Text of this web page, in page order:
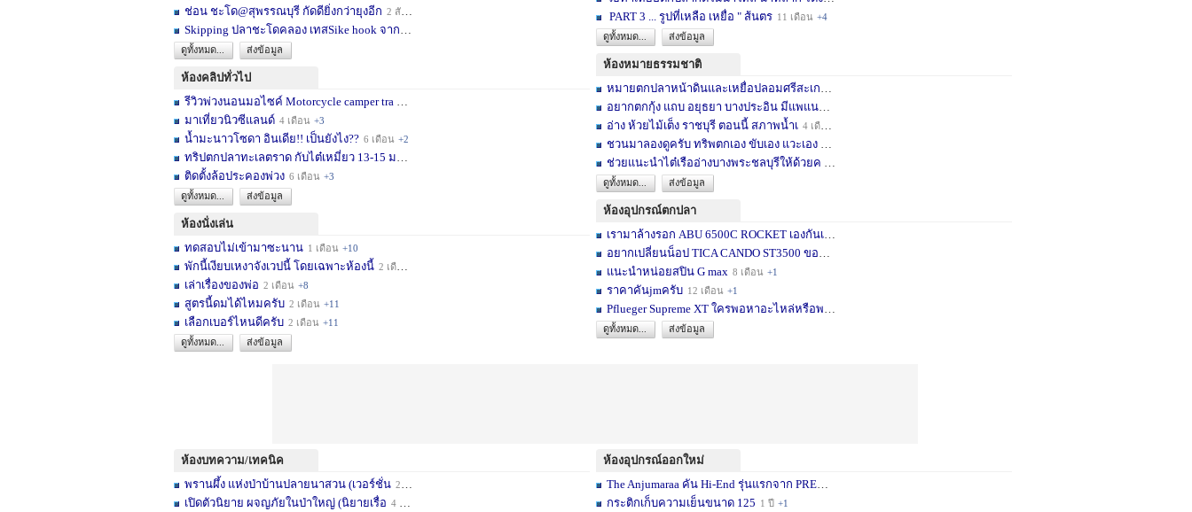
ช่อน ชะโด@สุพรรณบุรี กัดดียิ่งกว่ายุงอีก 2 สัปดาห์
Skipping ปลาชะโดคลอง เทสSike hook จากLF
ดูทั้งหมด...
ส่งข้อมูล
ห้องคลิปทั่วไป
รีวิวพ่วงนอนมอไซค์ Motorcycle camper tra
มาเที่ยวนิวซีแลนด์ 4 เดือน +3
น้ำมะนาวโซดา อินเดีย!! เป็นยังไง?? 6 เดือน +2
ทริปตกปลาทะเลตราด กับไต๋เหมี่ยว 13-15 มก
ติดตั้งล้อประคองพ่วง 6 เดือน +3
ดูทั้งหมด...
ส่งข้อมูล
ห้องนั่งเล่น
ทดสอบไม่เข้ามาซะนาน 1 เดือน +10
พักนี้เงียบเหงาจังเวปนี้ โดยเฉพาะห้องนี้ 2 เดือน
เล่าเรื่องของพ่อ 2 เดือน +8
สูตรนี้ดมได้ไหมครับ 2 เดือน +11
เลือกเบอร์ไหนดีครับ 2 เดือน +11
ดูทั้งหมด...
ส่งข้อมูล
PART 3 ... รูปที่เหลือ เหยื่อ " ส้นตร 11 เดือน +4
ดูทั้งหมด...
ส่งข้อมูล
ห้องหมายธรรมชาติ
หมายตกปลาหน้าดินและเหยื่อปลอมศรีสะเกษครั
อยากตกกุ้ง แถบ อยุธยา บางประอิน มีแพแนะน
อ่าง ห้วยไม้เต็ง ราชบุรี ตอนนี้ สภาพน้ำเ 4 เดือน
ชวนมาลองดูครับ ทริพตกเอง ขับเอง แวะเอง จ
ช่วยแนะนำไต๋เรืออ่างบางพระชลบุรีให้ด้วยค
ดูทั้งหมด...
ส่งข้อมูล
ห้องอุปกรณ์ตกปลา
เรามาล้างรอก ABU 6500C ROCKET เองกันเถอ
อยากเปลี่ยนน็อป TICA CANDO ST3500 ขอคำแน
แนะนำหน่อยสปิน G max 8 เดือน +1
ราคาคันjmครับ 12 เดือน +1
Pflueger Supreme XT ใครพอหาอะไหล่หรือพอซ
ดูทั้งหมด...
ส่งข้อมูล
ห้องบทความ/เทคนิค
พรานผึ้ง แห่งป่าบ้านปลายนาสวน (เวอร์ชั่น 2 เดือน
เปิดตัวนิยาย ผจญภัยในป่าใหญ่ (นิยายเรื่อ 4 เดือน
ห้องอุปกรณ์ออกใหม่
The Anjumaraa คัน Hi-End รุ่นแรกจาก PREY
กระติกเก็บความเย็นขนาด 125 1 ปี +1